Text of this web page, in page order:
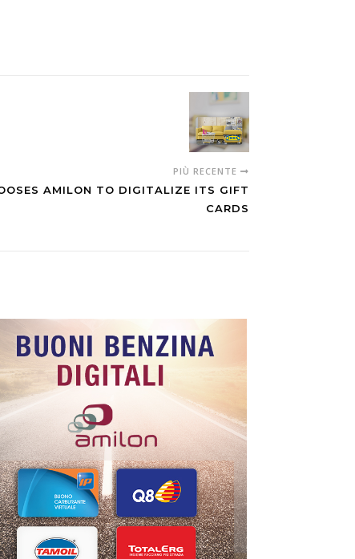
PIÙ RECENTE
AMILON TO DIGITALIZE ITS GIFT
CARDS